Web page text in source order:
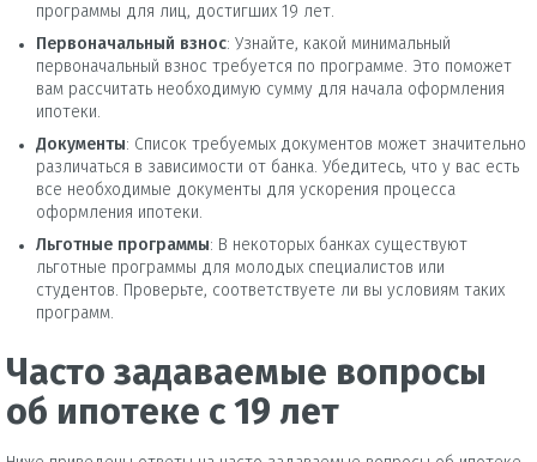
программы для лиц, достигших 19 лет.
Первоначальный взнос: Узнайте, какой минимальный
первоначальный взнос требуется по программе. Это поможет
вам рассчитать необходимую сумму для начала оформления
ипотеки.
Документы: Список требуемых документов может значительно
различаться в зависимости от банка. Убедитесь, что у вас есть
все необходимые документы для ускорения процесса
оформления ипотеки.
Льготные программы: В некоторых банках существуют
льготные программы для молодых специалистов или
студентов. Проверьте, соответствуете ли вы условиям таких
программ.
Часто задаваемые вопросы
об ипотеке с 19 лет